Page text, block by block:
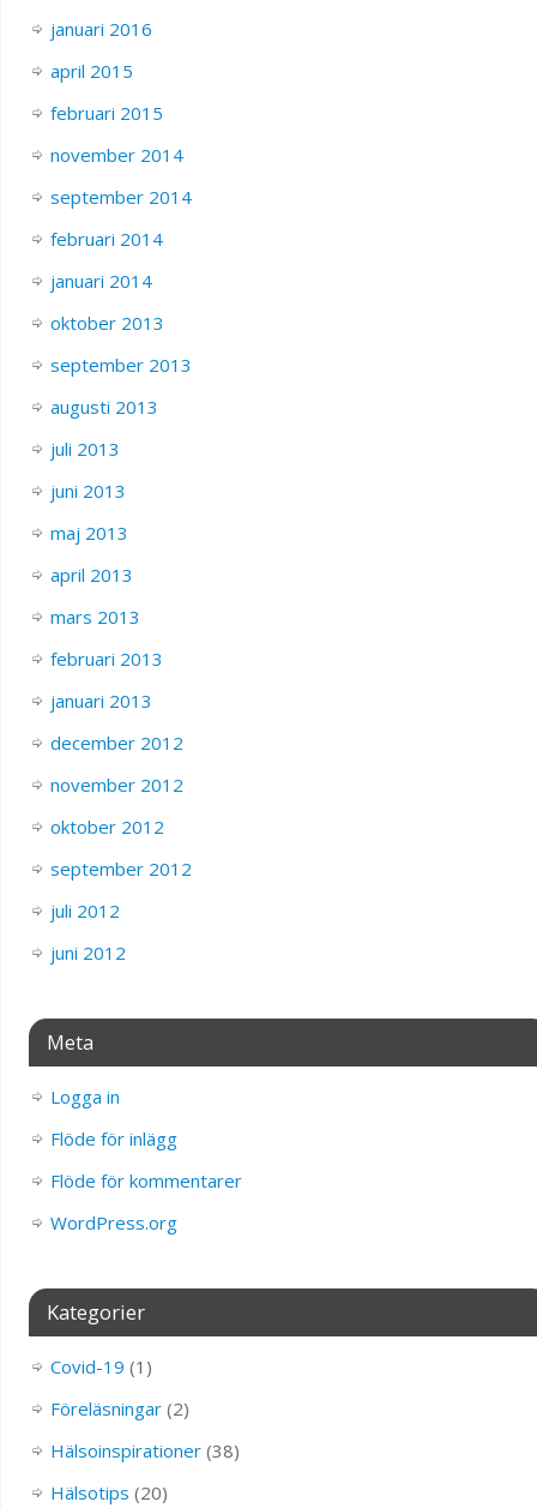
januari 2016
april 2015
februari 2015
november 2014
september 2014
februari 2014
januari 2014
oktober 2013
september 2013
augusti 2013
juli 2013
juni 2013
maj 2013
april 2013
mars 2013
februari 2013
januari 2013
december 2012
november 2012
oktober 2012
september 2012
juli 2012
juni 2012
Meta
Logga in
Flöde för inlägg
Flöde för kommentarer
WordPress.org
Kategorier
Covid-19 (1)
Föreläsningar(2)
Hälsoinspirationer(38)
Hälsotips (20)